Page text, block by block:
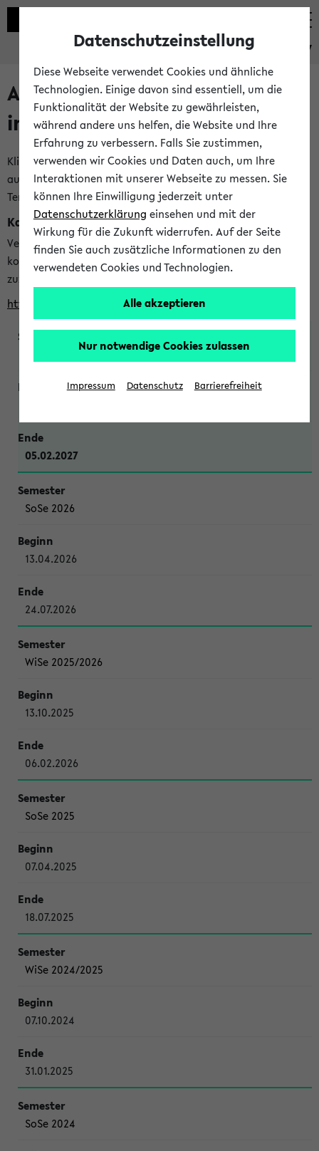
eKVV
Alle veröffentlichten Semester
im eKVV
Klicken Sie auf das Semester, welches Sie für Ihre Sitzung
auswählen möchten. Bitte beachten Sie auch die weiteren
Termine imKalender der Lehrplanung
Kalenderintegration
Verwenden Sie die folgende Adresse, um mit einer
kompatiblen Kalenderanwendung auf die Vorlesungszeiten
zuzugreifen (nähere Informationen
finden Sie hier
https://ekvv.uni-bielefeld.de/ws/calendar?vz
WiSe 2026/2027
05.02.2027
SoSe 2026
13.04.2026
24.07.2026
WiSe 2025/2026
13.10.2025
06.02.2026
SoSe 2025
07.04.2025
18.07.2025
WiSe 2024/2025
07.10.2024
31.01.2025
SoSe 2024
Datenschutzeinstellung
Diese Webseite verwendet Cookies und ähnliche
Technologien. Einige davon sind essentiell, um die
Funktionalität der Website zu gewährleisten,
während andere uns helfen, die Website und Ihre
Erfahrung zu verbessern. Falls Sie zustimmen,
verwenden wir Cookies und Daten auch, um Ihre
Interaktionen mit unserer Webseite zu messen. Sie
können Ihre Einwilligung jederzeit unter
Datenschutzerklärung einsehen und mit der
Wirkung für die Zukunft widerrufen. Auf der Seite
finden Sie auch zusätzliche Informationen zu den
verwendeten Cookies und Technologien.
Alle akzeptieren
Nur notwendige Cookies zulassen
Impressum Datenschutz Barrierefreiheit